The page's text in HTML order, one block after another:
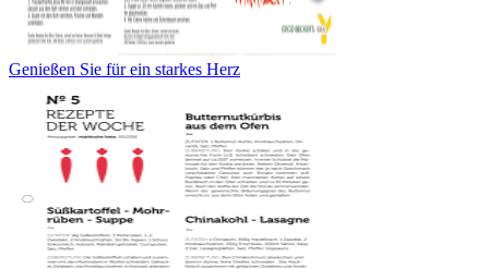
Genießen Sie für ein starkes Herz